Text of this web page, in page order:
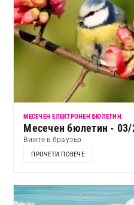
МЕСЕЧЕН ЕЛЕКТРОНЕН БЮЛЕТИН
Месечен бюлетин - 03/
Вижте в браузър
ПРОЧЕТИ ПОВЕЧЕ